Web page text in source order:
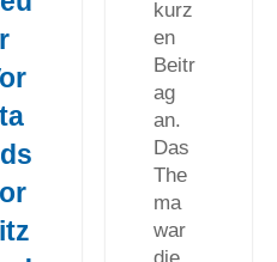
kurz
en
Beitr
ag
an.
Das
The
ma
war